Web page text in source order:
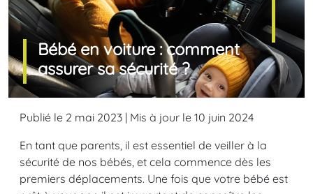
Bébé en voiture : comment
assurer sa sécurité ?
Publié le 2 mai 2023 | Mis à jour le 10 juin 2024
En tant que parents, il est essentiel de veiller à la
sécurité de nos bébés, et cela commence dès les
premiers déplacements. Une fois que votre bébé est